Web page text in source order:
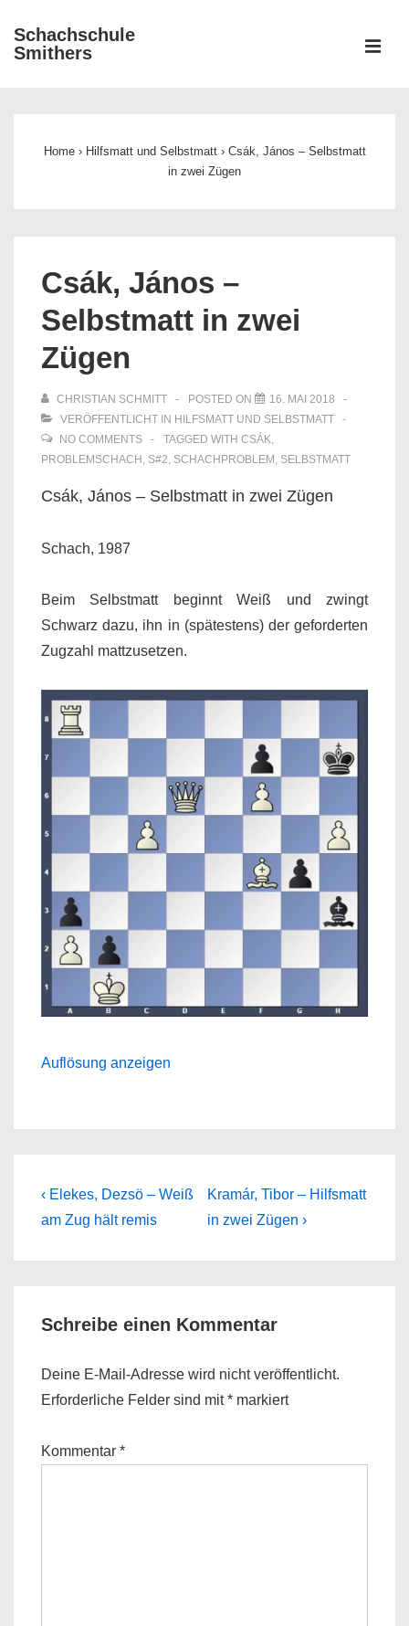
Zum
Inhalt
Schachschule
Smithers
Home › Hilfsmatt und Selbstmatt › Csák, János – Selbstmatt
in zwei Zügen
Csák, János –
Selbstmatt in zwei
Zügen
CHRISTIAN SCHMITT POSTED ON
16. MAI 2018
VERÖFFENTLICHT IN HILFSMATT UND SELBSTMATT
NO COMMENTS
TAGGED WITH CSÁK,
PROBLEMSCHACH , S#2, SCHACHPROBLEM , SELBSTMATT
Csák, János – Selbstmatt in zwei Zügen
Schach, 1987
Beim Selbstmatt beginnt Weiß und zwingt
Schwarz dazu, ihn in (spätestens) der geforderten
Zugzahl mattzusetzen.
Auflösung anzeigen
Beitragsnavigation
Previous
Post
‹ Elekes, Dezsö – Weiß
am Zug hält remis
Next
Post
Kramár, Tibor – Hilfsmatt
in zwei Zügen ›
Schreibe einen Kommentar
Deine E-Mail-Adresse wird nicht veröffentlicht.
Erforderliche Felder sind mit* markiert
Kommentar *